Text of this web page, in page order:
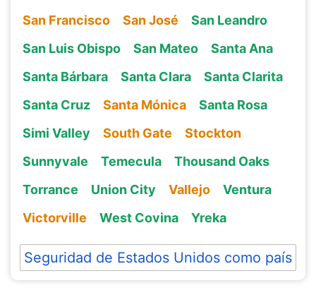
San Francisco
San José
San Leandro
San Luis Obispo
San Mateo
Santa Ana
Santa Bárbara
Santa Clara
Santa Clarita
Santa Cruz
Santa Mónica
Santa Rosa
Simi Valley
South Gate
Stockton
Sunnyvale
Temecula
Thousand Oaks
Torrance
Union City Vallejo
Ventura
Victorville
West Covina Yreka
Seguridad de Estados Unidos como país